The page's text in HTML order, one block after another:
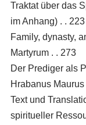
Traktat über das
im Anhang) . . 223
Family, dynasty,
Martyrum . . 273
Der Prediger als
Hrabanus
Text und
spiritueller